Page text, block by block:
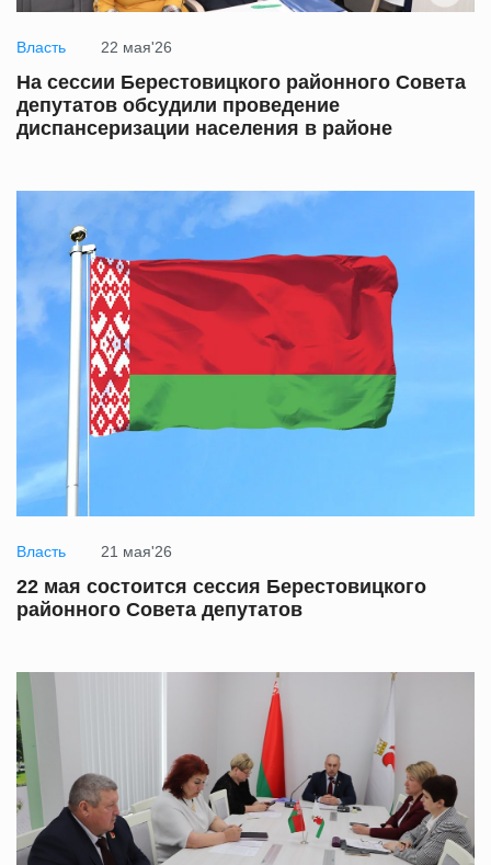
Власть 22 мая'26
На сессии Берестовицкого районного Совета
депутатов обсудили проведение
диспансеризации населения в районе
Власть 21 мая'26
22 мая состоится сессия Берестовицкого
районного Совета депутатов